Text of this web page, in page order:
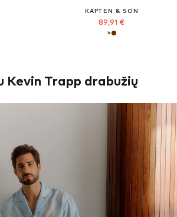
KAPTEN & SON
89,91 €
Kevin Trapp drabužių